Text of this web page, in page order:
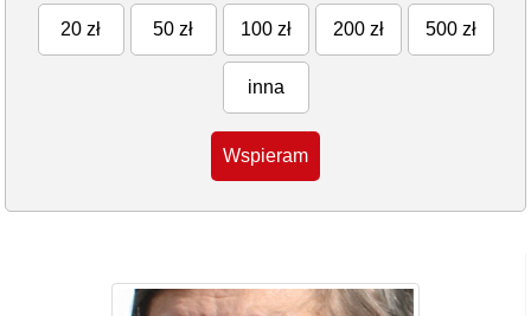
20 zł 50 zł 100 zł 200 zł 500 zł
inna
Wspieram